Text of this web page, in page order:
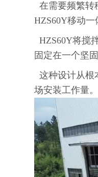
在需要频繁转
HZS60Y移动
HZS60Y将搅
固定在一个坚
这种设计从根
场安装工作量。